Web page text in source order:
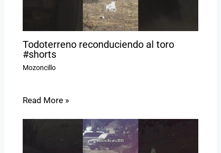
Todoterreno reconduciendo al toro
#shorts
Mozoncillo
Read More »